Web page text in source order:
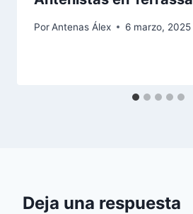
PorAntenas Álex 6 marzo, 2025
Deja una respuesta